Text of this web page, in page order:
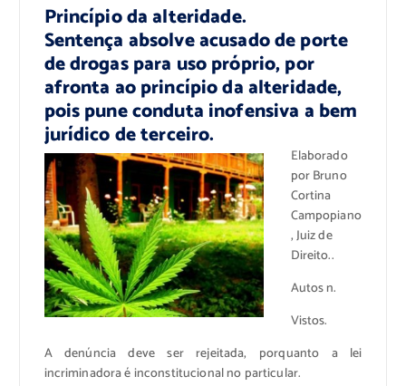
Princípio da alteridade.
Sentença absolve acusado de porte
de drogas para uso próprio, por
afronta ao princípio da alteridade,
pois pune conduta inofensiva a bem
jurídico de terceiro.
Elaborado
por Bruno
Cortina
Campopiano
, Juiz de
Direito..
Autos n.
Vistos.
A denúncia deve ser rejeitada, porquanto a lei
incriminadora é inconstitucional no particular.